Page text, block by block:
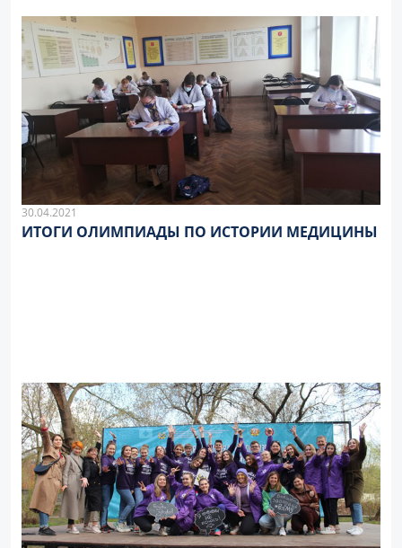
30.04.2021
ИТОГИ ОЛИМПИАДЫ ПО ИСТОРИИ МЕДИЦИНЫ